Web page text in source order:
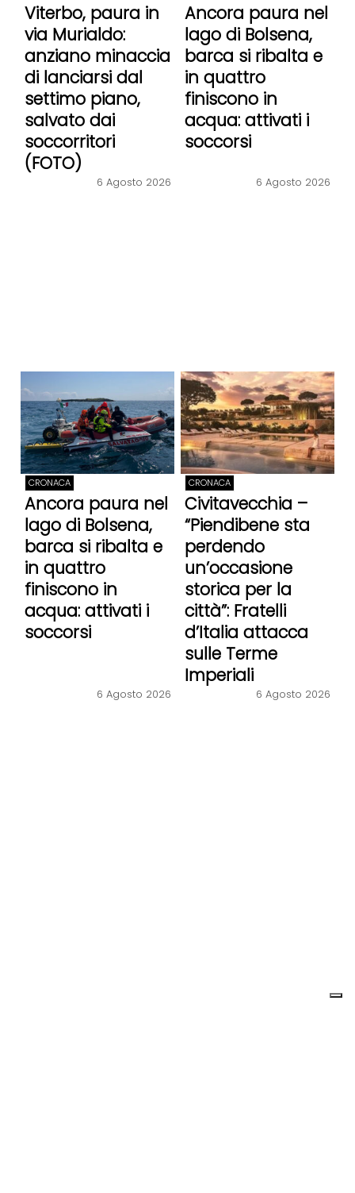
Viterbo, paura in
via Murialdo:
anziano minaccia
di lanciarsi dal
settimo piano,
salvato dai
soccorritori
(FOTO)
6 Agosto 2026
Ancora paura nel
lago di Bolsena,
barca si ribalta e
in quattro
finiscono in
acqua: attivati i
soccorsi
6 Agosto 2026
CRONACA
Ancora paura nel
lago di Bolsena,
barca si ribalta e
in quattro
finiscono in
acqua: attivati i
soccorsi
6 Agosto 2026
CRONACA
Civitavecchia –
“Piendibene sta
perdendo
un’occasione
storica per la
città”: Fratelli
d’Italia attacca
sulle Terme
Imperiali
6 Agosto 2026